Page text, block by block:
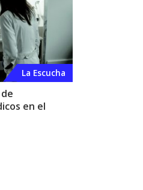
La Escucha
en el